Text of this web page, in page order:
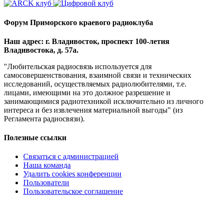
Форум Приморского краевого радиоклуба
Наш адрес: г. Владивосток, проспект 100-летия
Владивостока, д. 57а.
"Любительская радиосвязь используется для
самосовершенствования, взаимной связи и технических
исследований, осуществляемых радиолюбителями, т.е.
лицами, имеющими на это должное разрешение и
занимающимися радиотехникой исключительно из личного
интереса и без извлечения материальной выгоды" (из
Регламента радиосвязи).
Полезные ссылки
Связаться с администрацией
Наша команда
Удалить cookies конференции
Пользователи
Пользовательское соглашение